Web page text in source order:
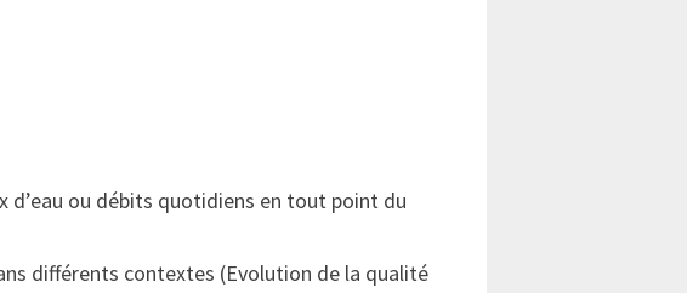
ou débits quotidiens en tout point du
différents contextes (Evolution de la qualité